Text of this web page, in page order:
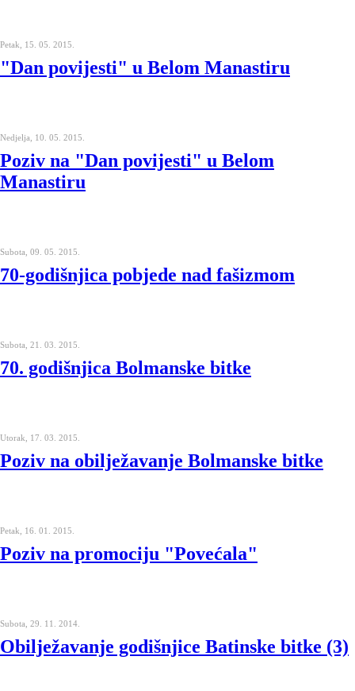
Petak, 15. 05. 2015.
"Dan povijesti" u Belom Manastiru
Nedjelja, 10. 05. 2015.
Poziv na "Dan povijesti" u Belom
Manastiru
Subota, 09. 05. 2015.
70-godišnjica pobjede nad fašizmom
Subota, 21. 03. 2015.
70. godišnjica Bolmanske bitke
Utorak, 17. 03. 2015.
Poziv na obilježavanje Bolmanske bitke
Petak, 16. 01. 2015.
Poziv na promociju "Povećala"
Subota, 29. 11. 2014.
Obilježavanje godišnjice Batinske bitke (3)